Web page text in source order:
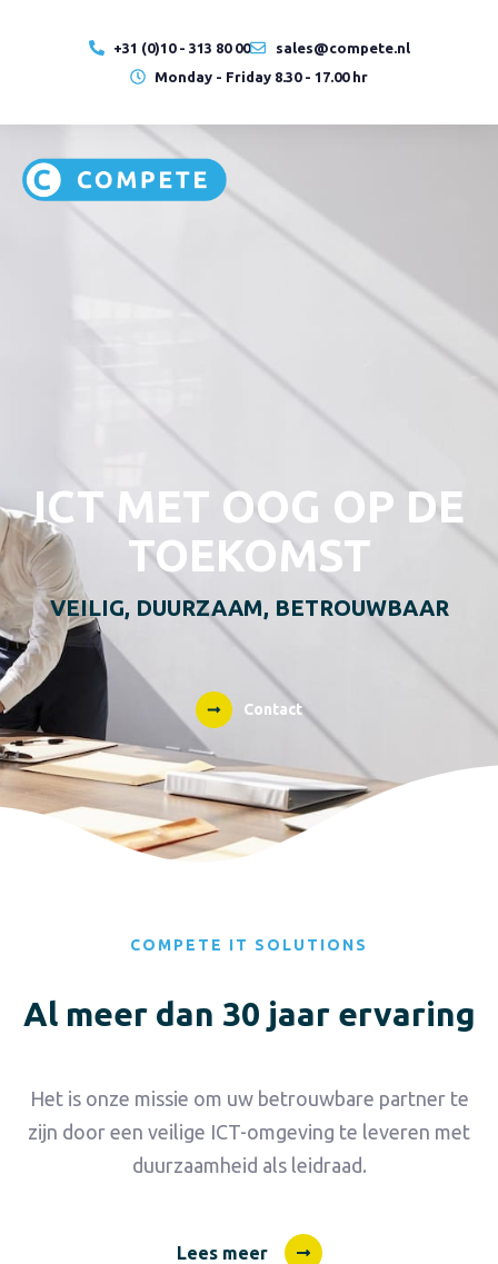
+31 (0)10 - 313 80 00
sales@compete.nl
Monday - Friday 8.30 - 17.00 hr
ICT MET OOG OP DE
TOEKOMST
VEILIG, DUURZAAM, BETROUWBAAR
Contact
COMPETE IT SOLUTIONS​
Al meer dan 30 jaar ervaring
Het is onze missie om uw betrouwbare partner te
zijn door een veilige ICT-omgeving te leveren met
duurzaamheid als leidraad.
Lees meer